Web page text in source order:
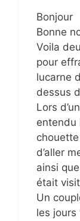
Bonjour
Bonne
Voila
pour
lucarne
dessus
Lors
entendu
d’aller
ainsi
était
Un
les jours